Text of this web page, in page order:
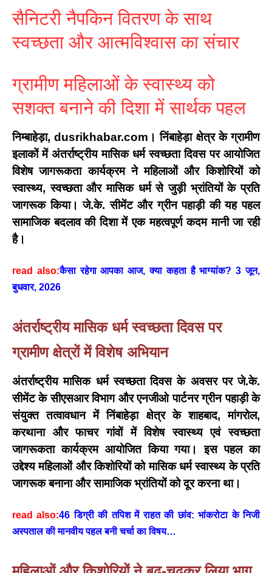
सैनिटरी नैपकिन वितरण के साथ
स्वच्छता और आत्मविश्वास का संचार
ग्रामीण महिलाओं के स्वास्थ्य को
सशक्त बनाने की दिशा में सार्थक पहल
निम्बाहेड़ा, dusrikhabar.com।निंबाहेड़ा क्षेत्र के ग्रामीण
इलाकों में अंतर्राष्ट्रीय मासिक धर्म स्वच्छता दिवस पर आयोजित
विशेष जागरूकता कार्यक्रम ने महिलाओं और किशोरियों को
स्वास्थ्य, स्वच्छता और मासिक धर्म से जुड़ी भ्रांतियों के प्रति
जागरूक किया। जे.के. सीमेंट और ग्रीन पहाड़ी की यह पहल
सामाजिक बदलाव की दिशा में एक महत्वपूर्ण कदम मानी जा रही
है।
read also:कैसा रहेगा आपका आज, क्या कहता है भाग्यांक? 3 जून,
बुधवार, 2026
अंतर्राष्ट्रीय मासिक धर्म स्वच्छता दिवस पर
ग्रामीण क्षेत्रों में विशेष अभियान
अंतर्राष्ट्रीय मासिक धर्म स्वच्छता दिवसके अवसर पर जे.के.
सीमेंट के सीएसआर विभाग और एनजीओ पार्टनर ग्रीन पहाड़ी के
संयुक्त तत्वावधान में निंबाहेड़ा क्षेत्र के शाहबाद, मांगरोल,
करथाना और फाचर गांवों में विशेष स्वास्थ्य एवं स्वच्छता
जागरूकता कार्यक्रम आयोजित किया गया। इस पहल का
उद्देश्य महिलाओं और किशोरियों को मासिक धर्म स्वास्थ्य के प्रति
जागरूक बनाना और सामाजिक भ्रांतियों को दूर करना था।
read also:46 डिग्री की तपिश में राहत की छांव: भांकरोटा के निजी
अस्पताल की मानवीय पहल बनी चर्चा का विषय…